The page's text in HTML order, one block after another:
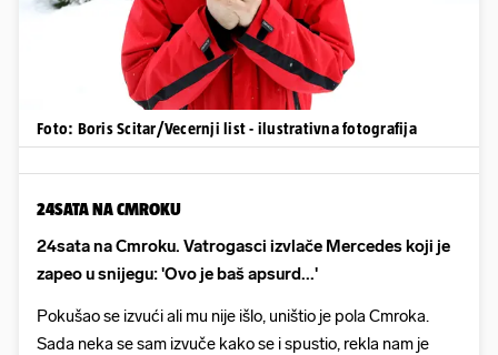
Foto: Boris Scitar/Vecernji list - ilustrativna fotografija
24SATA NA CMROKU
24sata na Cmroku. Vatrogasci izvlače Mercedes koji je
zapeo u snijegu: 'Ovo je baš apsurd...'
Pokušao se izvući ali mu nije išlo, uništio je pola Cmroka.
Sada neka se sam izvuče kako se i spustio, rekla nam je